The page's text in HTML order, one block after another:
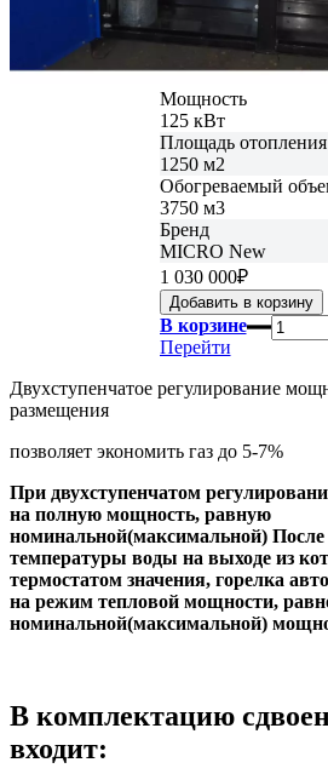
Мощность
125 кВт
Площадь отопления
1250 м2
Обогреваемый
3750 м3
Бренд
MICRO New
1 030 000₽
В корзине
Перейти
Двухступенчатое регулирование
размещения
позволяет экономить газ до 5-7%
При двухступенчатом
на полную мощность, равную
номинальной(максимальной)
температуры воды на выходе из
термостатом значения, горелка
на режим тепловой мощности,
номинальной(максимальной)
В комплектацию
входит: